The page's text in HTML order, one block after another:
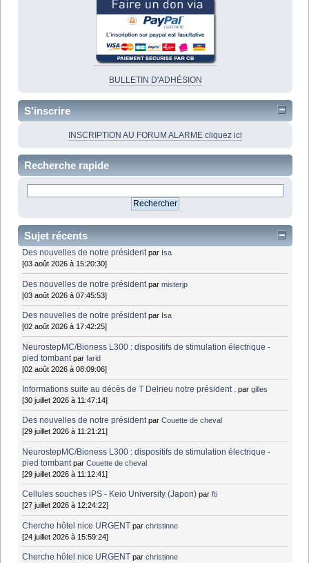
BULLETIN D'ADHÉSION
S'inscrire
INSCRIPTION AU FORUM ALARME cliquez ici
Recherche rapide
Sujet récents
Des nouvelles de notre président par Isa
[03 août 2026 à 15:20:30]
Des nouvelles de notre président parmisterjp
[03 août 2026 à 07:45:53]
Des nouvelles de notre président par Isa
[02 août 2026 à 17:42:25]
NeurostepMC/Bioness L300 : dispositifs de stimulation électrique -
pied tombant parfarid
[02 août 2026 à 08:09:06]
Informations suite au décès de T Delrieu notre président . pargilles
[30 juillet 2026 à 11:47:14]
Des nouvelles de notre président parCouette de cheval
[29 juillet 2026 à 11:21:21]
NeurostepMC/Bioness L300 : dispositifs de stimulation électrique -
pied tombant parCouette de cheval
[29 juillet 2026 à 11:12:41]
Cellules souches iPS - Keio University (Japon) parfti
[27 juillet 2026 à 12:24:22]
Cherche hôtel nice URGENT parchristinne
[24 juillet 2026 à 15:59:24]
Cherche hôtel nice URGENT parchristinne